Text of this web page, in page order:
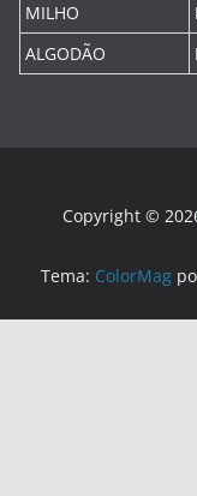
MILHO
ALGODÃO
Copyright ©
Tema: ColorMag